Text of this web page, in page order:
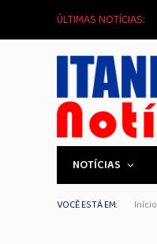
ÚLTIMAS NOTÍCIAS:
NOTÍCIAS
VOCÊ ESTÁ EM: Início